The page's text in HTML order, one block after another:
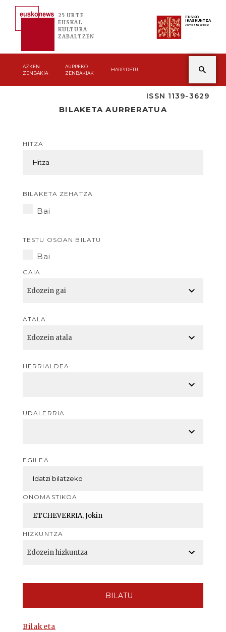
25 URTE
EUSKAL
KULTURA
ZABALTZEN
EUSKO
IKASKUNTZA
Asmoz ta jakitez
AZKEN
ZENBAKIA
AURREKO
ZENBAKIAK
HARPIDETU
ISSN 1139-3629
BILAKETA AURRERATUA
HITZA
BILAKETA ZEHATZA
Bai
TESTU OSOAN BILATU
Bai
GAIA
ATALA
HERRIALDEA
UDALERRIA
EGILEA
ONOMASTIKOA
HIZKUNTZA
BILATU
Bilaketa